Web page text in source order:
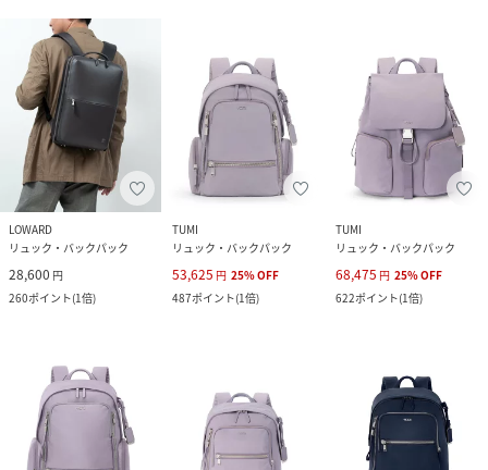
LOWARD
リュック・バックパック
28,600 円
260ポイント(1倍)
TUMI
リュック・バックパック
53,625 円 25%OFF
487ポイント(1倍)
TUMI
リュック・バックパック
68,475 円 25%OFF
622ポイント(1倍)